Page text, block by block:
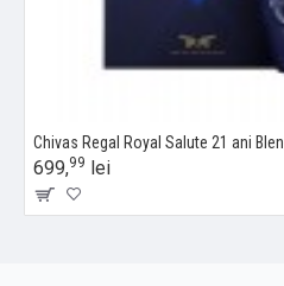
Chivas Regal Royal Salute 21 ani
699,99 lei